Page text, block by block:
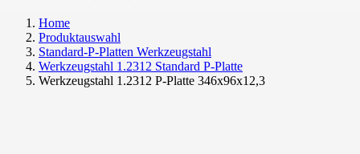
Home
Produktauswahl
Standard-P-Platten Werkzeugstahl
Werkzeugstahl 1.2312 Standard P-Platte
Werkzeugstahl 1.2312 P-Platte 346x96x12,3